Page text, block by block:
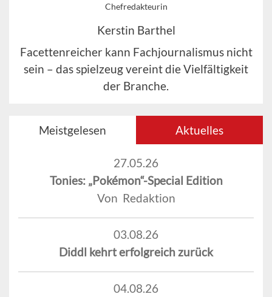
Chefredakteurin
Kerstin Barthel
Facettenreicher kann Fachjournalismus nicht
sein – das spielzeug vereint die Vielfältigkeit
der Branche.
Meistgelesen Aktuelles
27.05.26
Tonies: „Pokémon“-Special Edition
Von Redaktion
03.08.26
Diddl kehrt erfolgreich zurück
04.08.26